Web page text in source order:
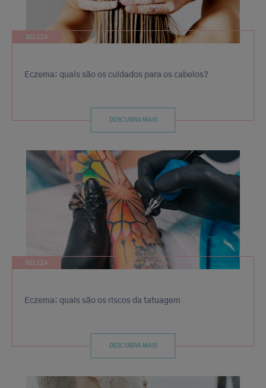
BELEZA
Eczema: quais são os cuidados para os cabelos?
DESCUBRA MAIS
BELEZA
Eczema: quais são os riscos da tatuagem
DESCUBRA MAIS